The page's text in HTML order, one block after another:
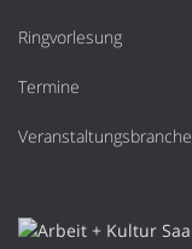
Ringvorlesung
Termine
Veranstaltungsbranche